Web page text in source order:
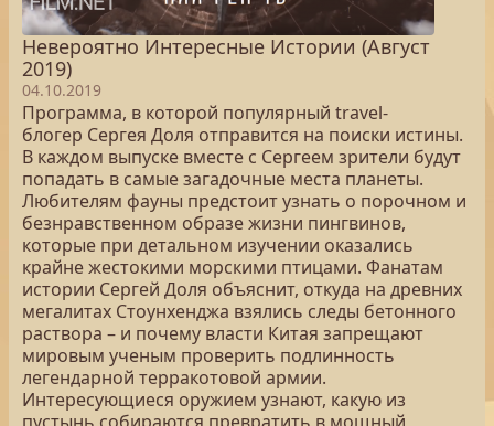
Невероятно Интересные Истории (Август
2019)
04.10.2019
Программа, в которой популярный travel-
блогер Сергея Доля отправится на поиски истины.
В каждом выпуске вместе с Сергеем зрители будут
попадать в самые загадочные места планеты.
Любителям фауны предстоит узнать о порочном и
безнравственном образе жизни пингвинов,
которые при детальном изучении оказались
крайне жестокими морскими птицами. Фанатам
истории Сергей Доля объяснит, откуда на древних
мегалитах Стоунхенджа взялись следы бетонного
раствора – и почему власти Китая запрещают
мировым ученым проверить подлинность
легендарной терракотовой армии.
Интересующиеся оружием узнают, какую из